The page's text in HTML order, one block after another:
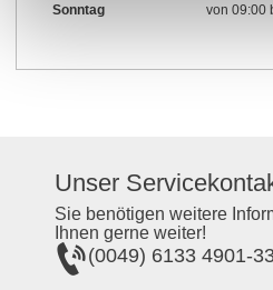
Sonntag von 09:00
Unser
Sie benötigen weitere
Ihnen gerne weiter!
(0049) 6133 4901-